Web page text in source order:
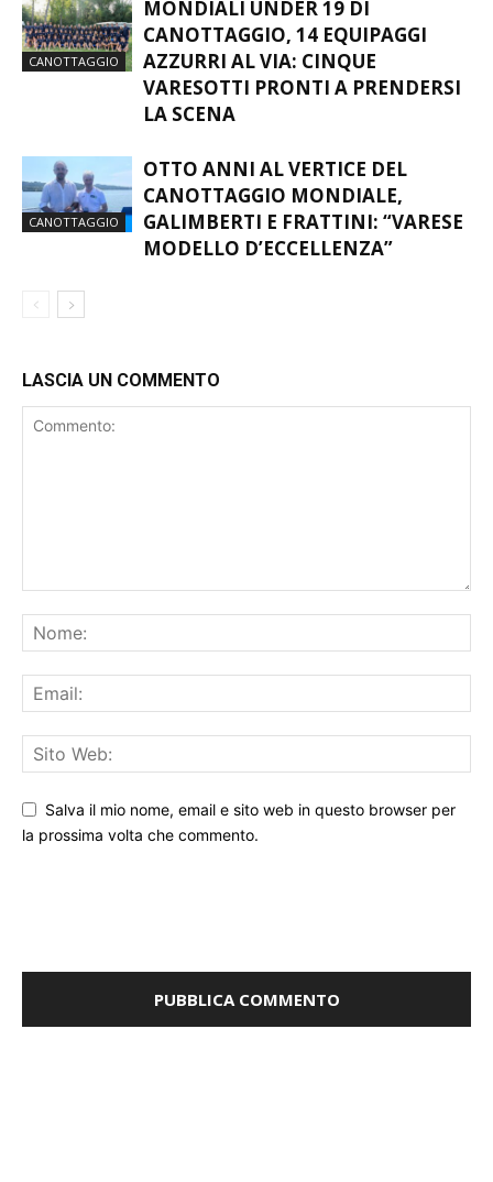
CANOTTAGGIO
CANOTTAGGIO, 14 EQUIPAGGI
AZZURRI AL VIA: CINQUE
VARESOTTI PRONTI A PRENDERSI
LA SCENA
CANOTTAGGIO
CANOTTAGGIO MONDIALE,
GALIMBERTI E FRATTINI: “VARESE
MODELLO D’ECCELLENZA”
la prossima volta che commento.